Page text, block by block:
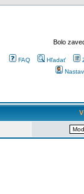
Bolo
FAQ Hľadať